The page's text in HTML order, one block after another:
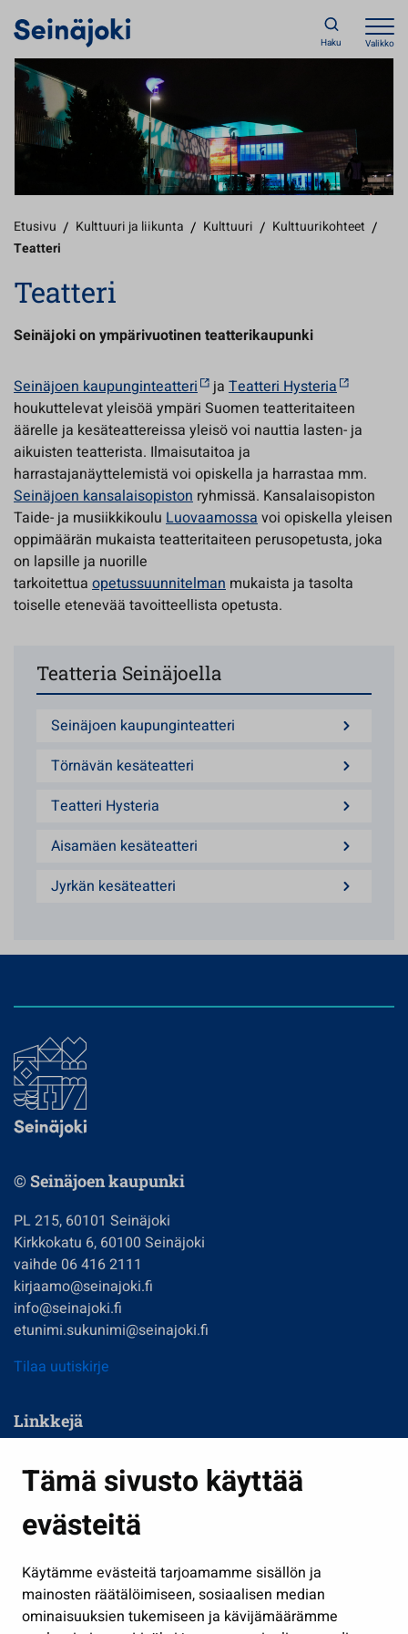
Tämä sivusto käyttää
evästeitä
Käytämme evästeitä tarjoamamme sisällön ja
mainosten räätälöimiseen, sosiaalisen median
ominaisuuksien tukemiseen ja kävijämäärämme
Haku Valikko
Etusivu / Kulttuuri ja liikunta / Kulttuuri / Kulttuurikohteet /
Teatteri
Teatteri
Seinäjoki on ympärivuotinen teatterikaupunki
Seinäjoen kaupunginteatteri ja Teatteri Hysteria
houkuttelevat yleisöä ympäri Suomen teatteritaiteen
äärelle ja kesäteattereissa yleisö voi nauttia lasten- ja
aikuisten teatterista. Ilmaisutaitoa ja
harrastajanäyttelemistä voi opiskella ja harrastaa mm.
Seinäjoen kansalaisopiston ryhmissä. Kansalaisopiston
Taide- ja musiikkikoulu Luovaamossavoi opiskella yleisen
oppimäärän mukaista teatteritaiteen perusopetusta, joka
on lapsille ja nuorille
tarkoitettua opetussuunnitelman mukaista ja tasolta
toiselle etenevää tavoitteellista opetusta.
Teatteria Seinäjoella
Seinäjoen kaupunginteatteri
Törnävän kesäteatteri
Teatteri Hysteria
Aisamäen kesäteatteri
Jyrkän kesäteatteri
© Seinäjoen kaupunki
PL 215, 60101 Seinäjoki
Kirkkokatu 6, 60100 Seinäjoki
vaihde 06 416 2111
kirjaamo@seinajoki.fi
info@seinajoki.fi
etunimi.sukunimi@seinajoki.fi
Tilaa uutiskirje
Linkkejä
Kasvatus ja opetus
Kulttuuri ja liikunta
Työ ja yrittäminen
Osallistu ja asioi